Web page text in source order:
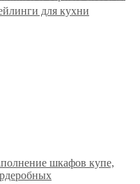
для кухни
шкафов купе,